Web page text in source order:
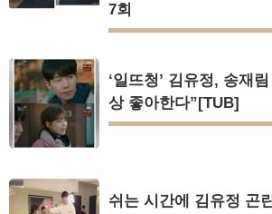
7회
‘일뜨청’ 김유정, 송재
상 좋아한다”[TUB]
쉬는 시간에 김유정 곤